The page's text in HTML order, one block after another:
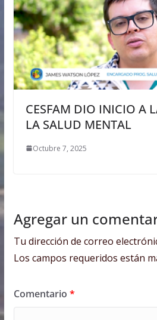
CESFAM DIO INICIO A
LA SALUD MENTAL
Octubre 7, 2025
Agregar un
Tu dirección de correo
Los campos requeridos están
Comentario *